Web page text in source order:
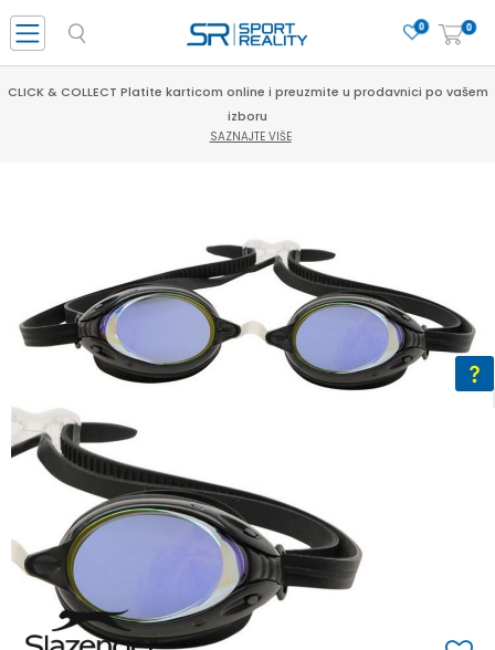
0
0
CLICK & COLLECT Platite karticom online i preuzmite u prodavnici po vašem
izboru
SAZNAJTE VIŠE